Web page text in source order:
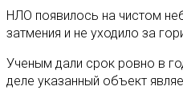
НЛО появилось на чистом
затмения и не уходило за
Ученым дали срок ровно в
деле указанный объект